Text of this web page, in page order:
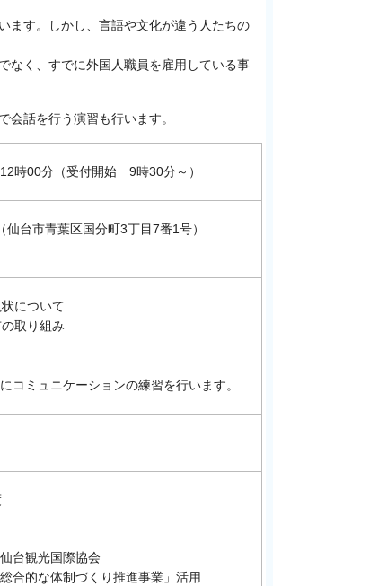
ます。しかし、言語や文化が違う人たちの
なく、すでに外国人職員を雇用している事
話を行う演習も行います。
時00分（受付開始 9時30分～）
台市青葉区国分町3丁目7番1号）
について
取り組み
コミュニケーションの練習を行います。
台観光国際協会
合的な体制づくり推進事業」活用